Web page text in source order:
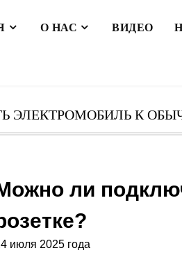
О НАС ВИДЕО
К
ли
июля 2025 года